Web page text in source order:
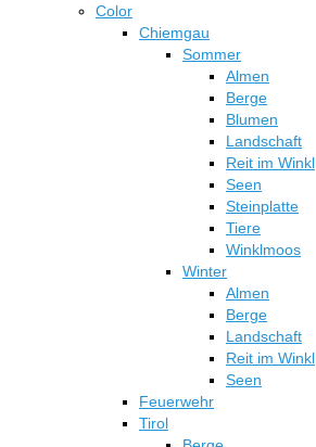
Color
Chiemgau
Sommer
Almen
Berge
Blumen
Landschaft
Reit im Winkl
Seen
Steinplatte
Tiere
Winklmoos
Winter
Almen
Berge
Landschaft
Reit im Winkl
Seen
Feuerwehr
Tirol